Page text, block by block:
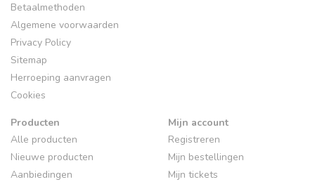
Betaalmethoden
Algemene voorwaarden
Privacy Policy
Sitemap
Herroeping aanvragen
Cookies
Producten
Alle producten
Nieuwe producten
Aanbiedingen
Mijn account
Registreren
Mijn bestellingen
Mijn tickets